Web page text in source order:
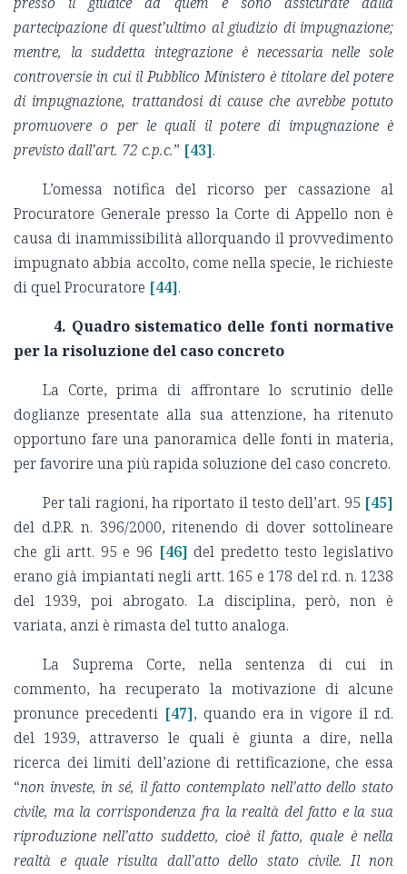
partecipazione di quest’ultimo al giudizio di impugnazione;
mentre, la suddetta integrazione è necessaria nelle sole
controversie in cui il Pubblico Ministero è titolare del potere
di impugnazione, trattandosi di cause che avrebbe potuto
promuovere o per le quali il potere di impugnazione è
previsto dall’art. 72 c.p.c.” [43].
L’omessa notifica del ricorso per cassazione al
Procuratore Generale presso la Corte di Appello non è
causa di inammissibilità allorquando il provvedimento
impugnato abbia accolto, come nella specie, le richieste
di quel Procuratore [44].
4. Quadro sistematico delle fonti normative
per la risoluzione del caso concreto
La Corte, prima di affrontare lo scrutinio delle
doglianze presentate alla sua attenzione, ha ritenuto
opportuno fare una panoramica delle fonti in materia,
per favorire una più rapida soluzione del caso concreto.
Per tali ragioni, ha riportato il testo dell’art. 95 [45]
del d.P.R. n. 396/2000, ritenendo di dover sottolineare
che gli artt. 95 e 96 [46] del predetto testo legislativo
erano già impiantati negli artt. 165 e 178 del r.d. n. 1238
del 1939, poi abrogato. La disciplina, però, non è
variata, anzi è rimasta del tutto analoga.
La Suprema Corte, nella sentenza di cui in
commento, ha recuperato la motivazione di alcune
pronunce precedenti [47], quando era in vigore il r.d.
del 1939, attraverso le quali è giunta a dire, nella
ricerca dei limiti dell’azione di rettificazione, che essa
“non investe, in sé, il fatto contemplato nell’atto dello stato
civile, ma la corrispondenza fra la realtà del fatto e la sua
riproduzione nell’atto suddetto, cioè il fatto, quale è nella
realtà e quale risulta dall’atto dello stato civile. Il non